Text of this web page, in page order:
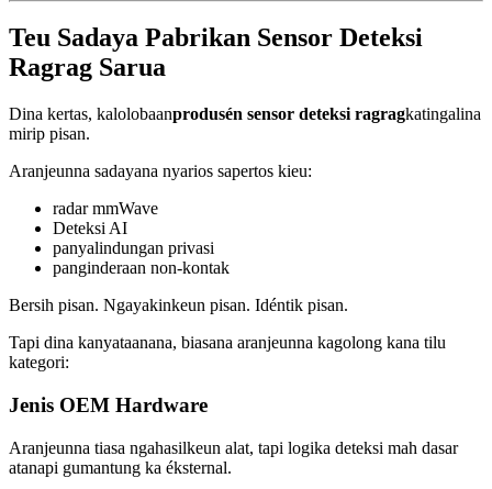
Teu Sadaya Pabrikan Sensor Deteksi
Ragrag Sarua
Dina kertas, kalolobaanprodusén sensor deteksi ragragkatingalina
mirip pisan.
Aranjeunna sadayana nyarios sapertos kieu:
radar mmWave
Deteksi AI
panyalindungan privasi
panginderaan non-kontak
Bersih pisan. Ngayakinkeun pisan. Idéntik pisan.
Tapi dina kanyataanana, biasana aranjeunna kagolong kana tilu
kategori:
Jenis OEM Hardware
Aranjeunna tiasa ngahasilkeun alat, tapi logika deteksi mah dasar
atanapi gumantung ka éksternal.